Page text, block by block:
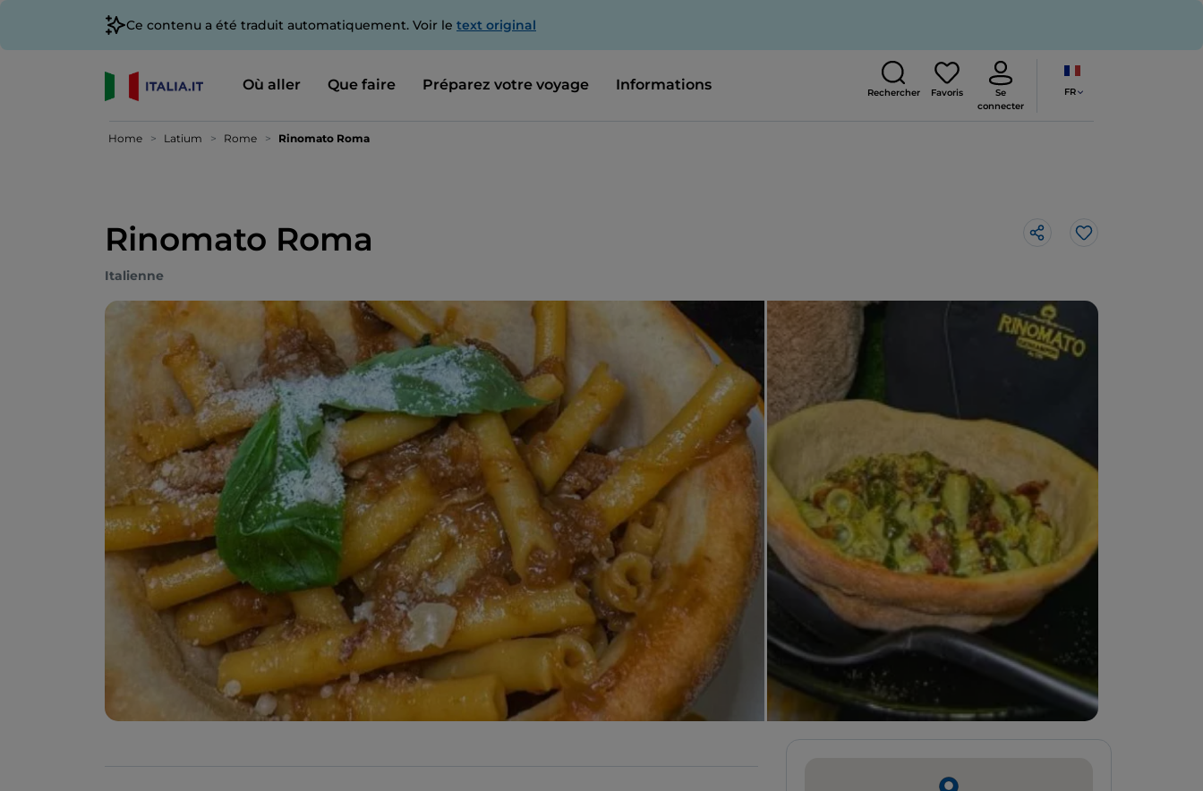
Ce contenu a été traduit automatiquement. Voir le text original
Où aller Que faire Préparez votre voyage Informations Rechercher Favoris
Se
connecter
FR
Home Latium Rome Rinomato Roma
Rinomato Roma J’aime
Italienne